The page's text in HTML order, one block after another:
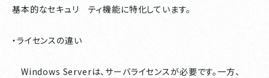
基本的なセキュリ ティ機能に特化しています。
・ライセンスの違い
Windows Serverは、サーバライセンスが必要です。一方、